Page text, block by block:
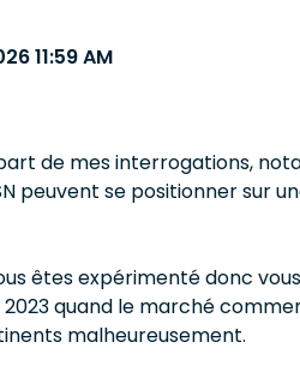
11:59 AM
de mes interrogations,
peuvent se positionner sur
êtes expérimenté donc
quand le marché
malheureusement.